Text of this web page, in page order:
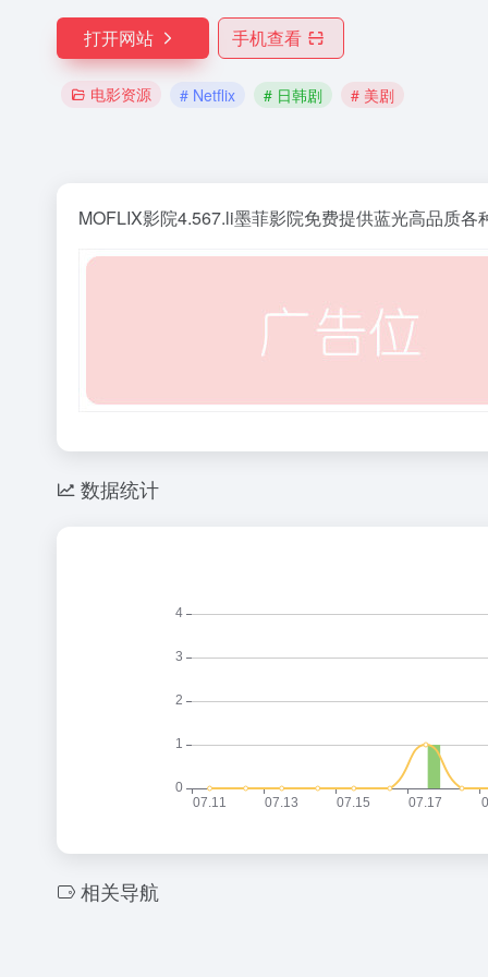
打开网站 手机查看
电影资源 # Netflix # 日韩剧 # 美剧
MOFLIX影院4.567.li墨菲影院免费提供蓝光高品质各
数据统计
相关导航